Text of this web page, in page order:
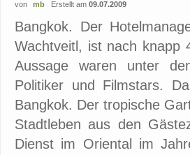
von mb Erstellt am 09.07.2009
Bangkok. Der
Wachtveitl, ist nach knapp
Aussage waren unter
Politiker und Filmstars.
Bangkok. Der tropische
Stadtleben aus den
Dienst im Oriental im